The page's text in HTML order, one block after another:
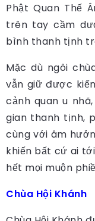
Phật Quan Thế
trên tay cầm
bình thanh tịnh
Mặc dù ngôi
vẫn giữ được
cảnh quan u
gian thanh tịnh,
cùng với âm
khiến bất cứ ai
hết mọi muộn
Chùa Hội Khánh